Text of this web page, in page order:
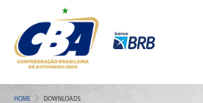
HOME DOWNLOADS